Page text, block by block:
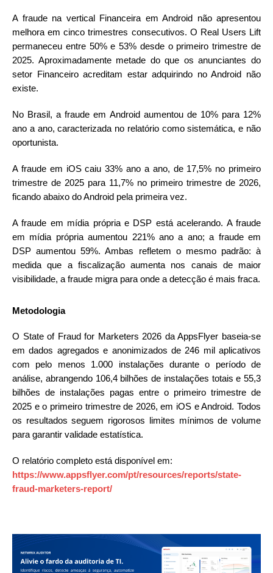
A fraude na vertical Financeira em Android não apresentou
melhora em cinco trimestres consecutivos. O Real Users Lift
permaneceu entre 50% e 53% desde o primeiro trimestre de
2025. Aproximadamente metade do que os anunciantes do
setor Financeiro acreditam estar adquirindo no Android não
existe.
No Brasil, a fraude em Android aumentou de 10% para 12%
ano a ano, caracterizada no relatório como sistemática, e não
oportunista.
A fraude em iOS caiu 33% ano a ano, de 17,5% no primeiro
trimestre de 2025 para 11,7% no primeiro trimestre de 2026,
ficando abaixo do Android pela primeira vez.
A fraude em mídia própria e DSP está acelerando. A fraude
em mídia própria aumentou 221% ano a ano; a fraude em
DSP aumentou 59%. Ambas refletem o mesmo padrão: à
medida que a fiscalização aumenta nos canais de maior
visibilidade, a fraude migra para onde a detecção é mais fraca.
Metodologia
O State of Fraud for Marketers 2026 da AppsFlyer baseia-se
em dados agregados e anonimizados de 246 mil aplicativos
com pelo menos 1.000 instalações durante o período de
análise, abrangendo 106,4 bilhões de instalações totais e 55,3
bilhões de instalações pagas entre o primeiro trimestre de
2025 e o primeiro trimestre de 2026, em iOS e Android. Todos
os resultados seguem rigorosos limites mínimos de volume
para garantir validade estatística.
O relatório completo está disponível em:
https://www.appsflyer.com/pt/resources/reports/state-
fraud-marketers-report/